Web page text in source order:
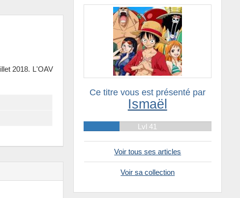
2018. L'OAV
Ce titre vous est présenté par
Ismaël
Lvl 41
Voir tous ses articles
Voir sa collection